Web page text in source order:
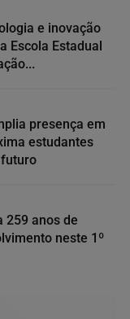
e inovação
Escola Estadual
presença em
259 anos de
neste 1º